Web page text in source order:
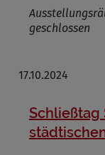
geschlossen
17.10.2024